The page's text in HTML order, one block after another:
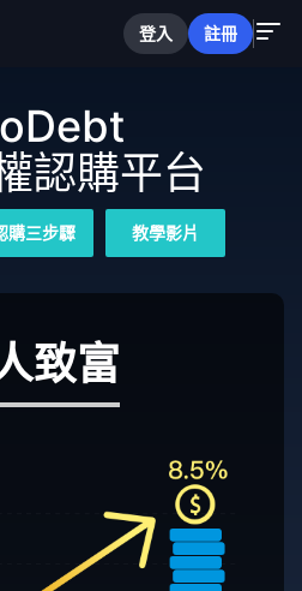
登入 註冊
認購平台
購三步驟 教學影片
致富